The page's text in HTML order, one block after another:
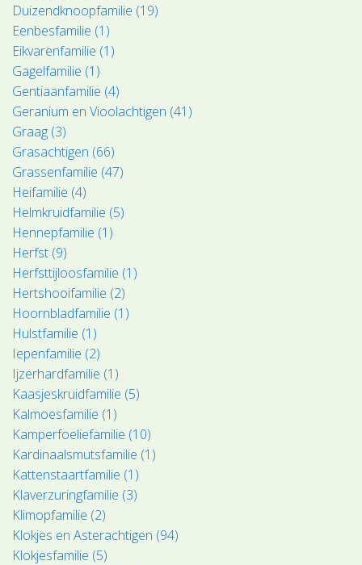
Duizendknoopfamilie (19)
Eenbesfamilie (1)
Eikvarenfamilie (1)
Gagelfamilie (1)
Gentiaanfamilie (4)
Geranium en Vioolachtigen (41)
Graag (3)
Grasachtigen (66)
Grassenfamilie (47)
Heifamilie (4)
Helmkruidfamilie (5)
Hennepfamilie (1)
Herfst (9)
Herfsttijloosfamilie (1)
Hertshooifamilie (2)
Hoornbladfamilie (1)
Hulstfamilie (1)
Iepenfamilie (2)
Ijzerhardfamilie (1)
Kaasjeskruidfamilie (5)
Kalmoesfamilie (1)
Kamperfoeliefamilie (10)
Kardinaalsmutsfamilie (1)
Kattenstaartfamilie (1)
Klaverzuringfamilie (3)
Klimopfamilie (2)
Klokjes en Asterachtigen (94)
Klokjesfamilie (5)